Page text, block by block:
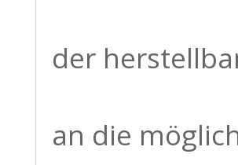
der
an die